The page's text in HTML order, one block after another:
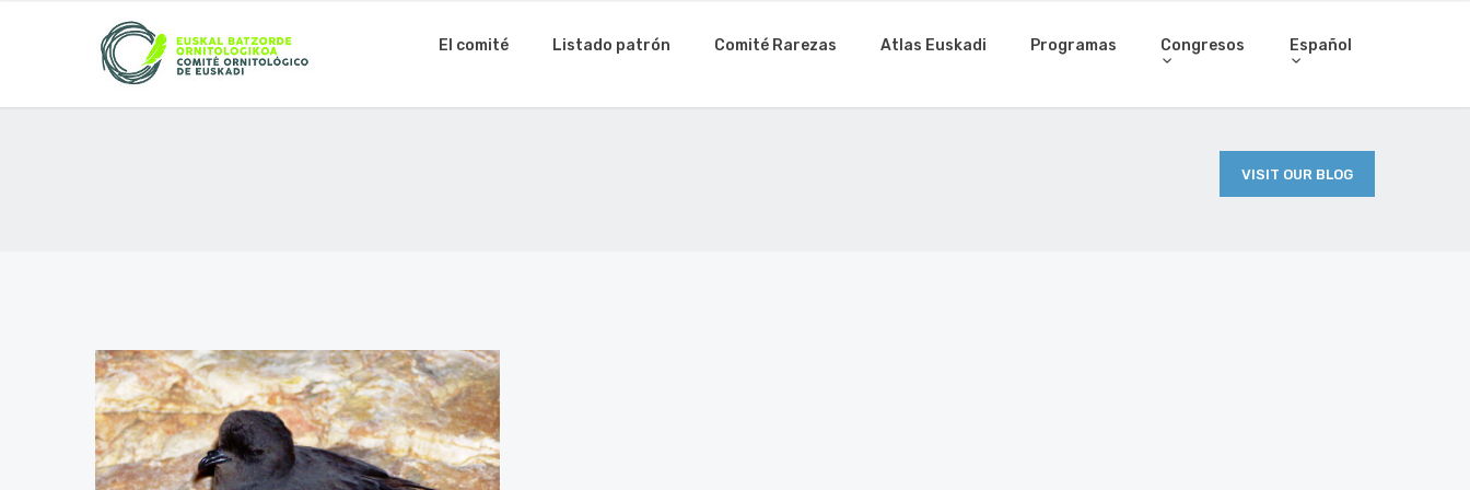
El comité Listado patrón Comité Rarezas Atlas Euskadi Programas Congresos Español
VISIT OUR BLOG